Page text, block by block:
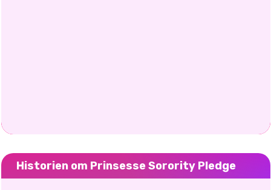
Historien om Prinsesse Sorority Pledge